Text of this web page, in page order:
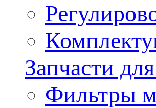
Запчасти
Фильтры